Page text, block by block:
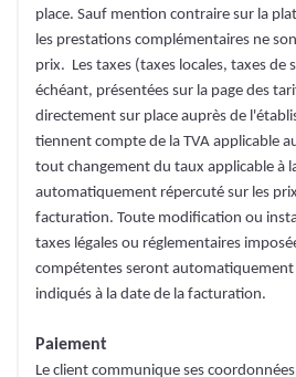
place. Sauf mention contraire sur la
les prestations complémentaires ne
prix. Les taxes (taxes locales, taxes de
échéant, présentées sur la page des
directement sur place auprès de
tiennent compte de la TVA applicable
tout changement du taux applicable à
automatiquement répercuté sur les
facturation. Toute modification ou
taxes légales ou réglementaires
compétentes seront automatiquement
indiqués à la date de la facturation.
Paiement
Le client communique ses